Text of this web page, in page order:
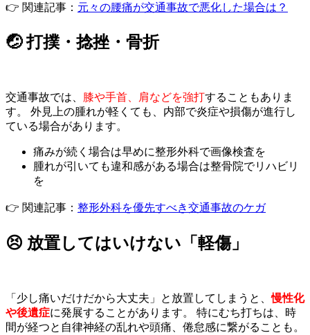
👉 関連記事： 元々の腰痛が交通事故で悪化した場合は？
🤕 打撲・捻挫・骨折
交通事故では、 膝や手首、肩などを強打することもありま
す。 外見上の腫れが軽くても、内部で炎症や損傷が進行し
ている場合があります。
痛みが続く場合は早めに整形外科で画像検査を
腫れが引いても違和感がある場合は整骨院でリハビリ
を
👉 関連記事： 整形外科を優先すべき交通事故のケガ
😣 放置してはいけない「軽傷」
「少し痛いだけだから大丈夫」と放置してしまうと、慢性化
や後遺症に発展することがあります。 特にむち打ちは、時
間が経つと自律神経の乱れや頭痛、倦怠感に繋がることも。